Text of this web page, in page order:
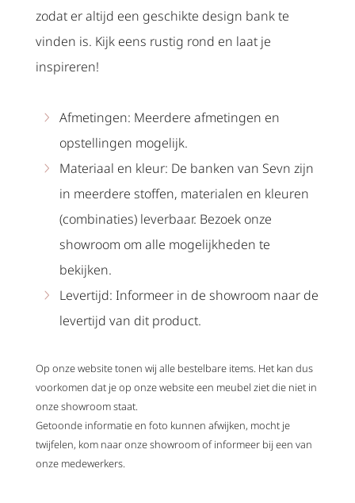
zodat er altijd een geschikte design bank te
vinden is. Kijk eens rustig rond en laat je
inspireren!
Afmetingen: Meerdere afmetingen en
opstellingen mogelijk.
Materiaal en kleur: De banken van Sevn zijn
in meerdere stoffen, materialen en kleuren
(combinaties) leverbaar. Bezoek onze
showroom om alle mogelijkheden te
bekijken.
Levertijd: Informeer in de showroom naar de
levertijd van dit product.
Op onze website tonen wij alle bestelbare items. Het kan dus
voorkomen dat je op onze website een meubel ziet die niet in
onze showroom staat.
Getoonde informatie en foto kunnen afwijken, mocht je
twijfelen, kom naar onze showroom of informeer bij een van
onze medewerkers.